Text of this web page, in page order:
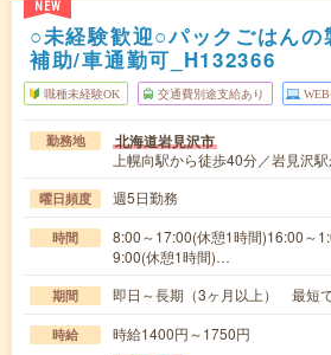
NEW
○未経験歓迎○パックごはんの
補助/車通勤可_H132366
職種未経験OK 交通費別途支給あり
勤務地 北海道岩見沢市
上幌向駅から徒歩40分／岩見沢
曜日頻度 週5日勤務
時間
8:00～17:00(休憩1時間)16:00～
9:00(休憩1時間)…
期間 即日～長期（3ヶ月以上） 最短
時給 時給1400円～1750円